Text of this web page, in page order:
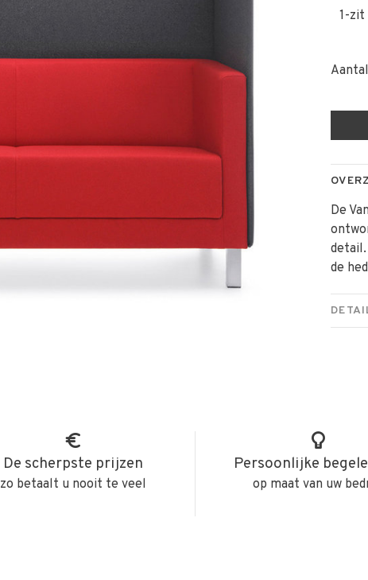
1-zit
De
de
De scherpste prijzen
zo betaalt u nooit te veel
Persoonlijke
op maat van uw